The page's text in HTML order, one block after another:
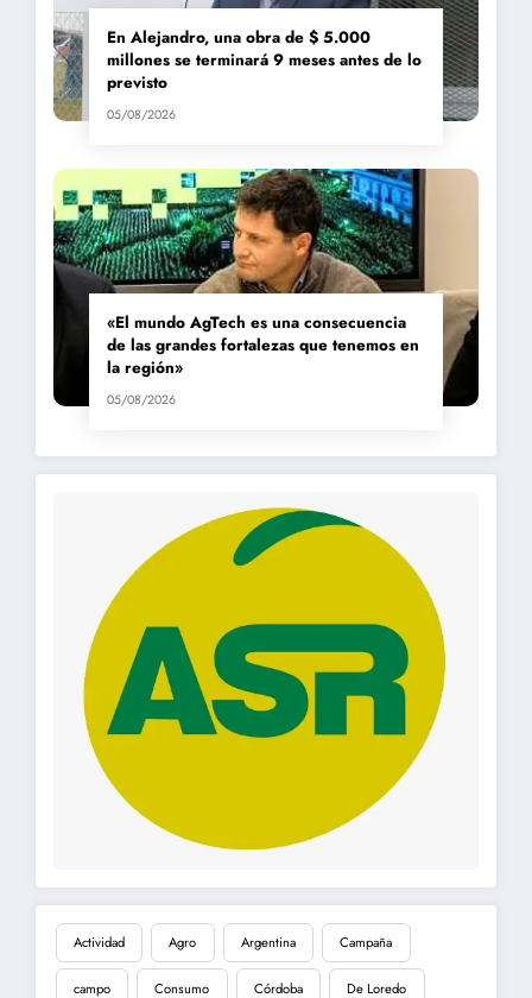
En Alejandro, una obra de $ 5.000
millones se terminará 9 meses antes de lo
previsto
05/08/2026
«El mundo AgTech es una consecuencia
de las grandes fortalezas que tenemos en
la región»
05/08/2026
Actividad Agro Argentina Campaña
campo Consumo Córdoba De Loredo